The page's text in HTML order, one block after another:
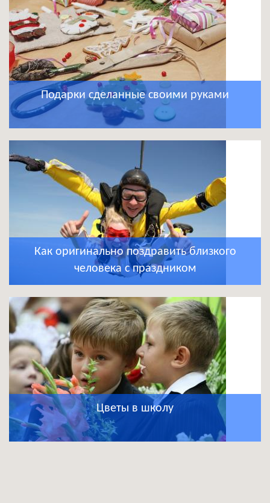
Подарки сделанные своими руками
Как оригинально поздравить близкого
человека с праздником
Цветы в школу